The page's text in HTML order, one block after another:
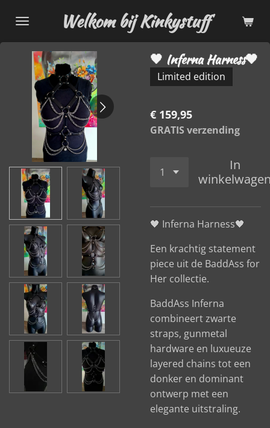
direct
naar
hoofdinhoud
Welkom bij Kinkystuff
🖤 Inferna Harness🖤
Limited edition
€ 159,95
GRATIS verzending
In
🖤 Inferna Harness🖤
Een krachtig statement
piece uit de BaddAss for
Her collectie.
BaddAss Inferna
combineert zwarte
straps, gunmetal
hardware en luxueuze
layered chains tot een
donker en dominant
ontwerp met een
elegante uitstraling.